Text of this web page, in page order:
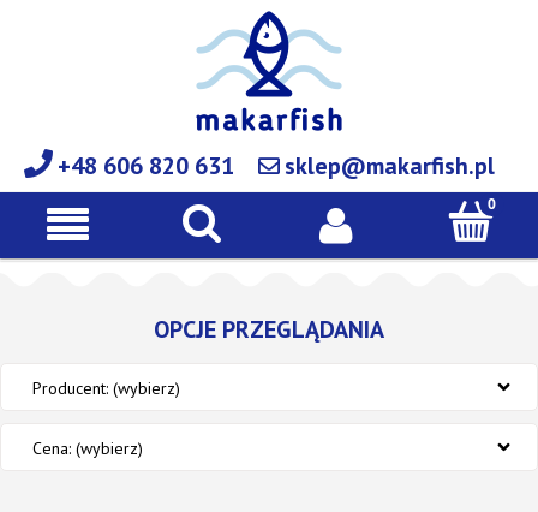
+48 606 820 631 sklep@makarfish.pl
OPCJE PRZEGLĄDANIA
Producent: (wybierz)
Cena: (wybierz)